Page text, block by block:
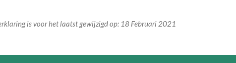
is voor het laatst gewijzigd op: 18 Februari 2021